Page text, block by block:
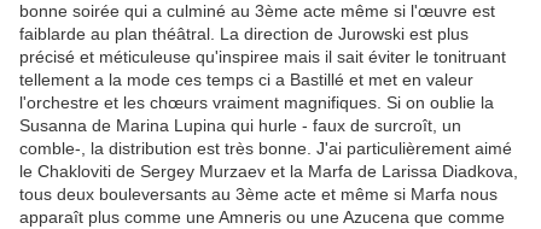
bonne soirée qui a culminé au 3ème acte même si l'œuvre est
faiblarde au plan théâtral. La direction de Jurowski est plus
précisé et méticuleuse qu'inspiree mais il sait éviter le tonitruant
tellement a la mode ces temps ci a Bastillé et met en valeur
l'orchestre et les chœurs vraiment magnifiques. Si on oublie la
Susanna de Marina Lupina qui hurle - faux de surcroît, un
comble-, la distribution est très bonne. J'ai particulièrement aimé
le Chakloviti de Sergey Murzaev et la Marfa de Larissa Diadkova,
tous deux bouleversants au 3ème acte et même si Marfa nous
apparaît plus comme une Amneris ou une Azucena que comme